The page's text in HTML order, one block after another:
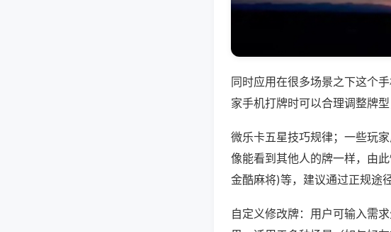
同时应用在很多场景之下这个
家手机打牌时可以合理调整牌
微乐卡五星技巧规律；一些玩
像能看到其他人的牌一样，由
金酷麻将)等，建议通过正规途
自定义修改牌：用户可输入需